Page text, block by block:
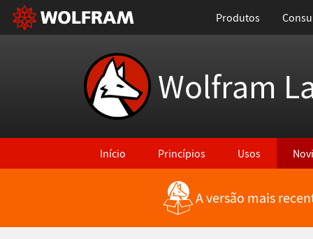
Produtos
Wolfram
Início Princípios Usos
A versão mais